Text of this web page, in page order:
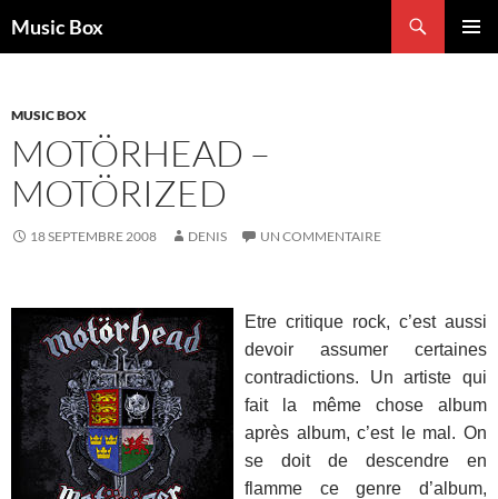
auMusic Box
MUSIC BOX
MOTÖRHEAD –
MOTÖRIZED
18 SEPTEMBRE 2008 DENIS UN COMMENTAIRE
Etre critique rock, c’est aussi
devoir assumer certaines
contradictions. Un artiste qui
fait la même chose album
après album, c’est le mal. On
se doit de descendre en
flamme ce genre d’album,